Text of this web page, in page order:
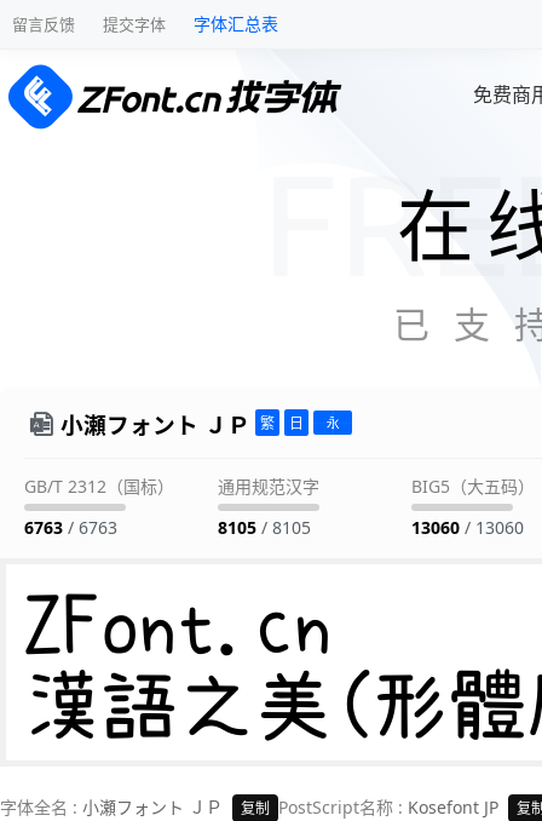
留言反馈 提交字体 字体汇总表
免费商
在
已支
小瀬フォント ＪＰ
GB/T 2312（国标）
6763 / 6763
通用规范汉字
8105 / 8105
BIG5（大五码）
13060 / 13060
ZFont.cn
漢語之美(形
字体全名 : 小瀬フォント ＪＰ 复制 PostScript名称 : Kosefont JP 复